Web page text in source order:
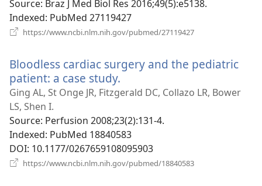
Source‎: Braz J Med Biol Res 2016;49(5):e5138.
Indexed‎: PubMed 27119427
https://www.ncbi.nlm.nih.gov/pubmed/27119427
вікні)
Bloodless cardiac surgery and the pediatric
patient: a case study.
у
вікні)
Ging AL, St Onge JR, Fitzgerald DC, Collazo LR, Bower
LS, Shen I.
Source‎: Perfusion 2008;23(2):131-4.
Indexed‎: PubMed 18840583
DOI‎: 10.1177/0267659108095903
https://www.ncbi.nlm.nih.gov/pubmed/18840583